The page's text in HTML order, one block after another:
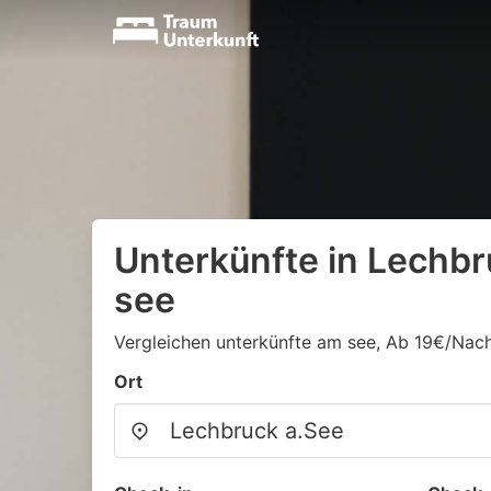
Unterkünfte in
see
Vergleichen unterkünfte am see, Ab 19€/
Ort